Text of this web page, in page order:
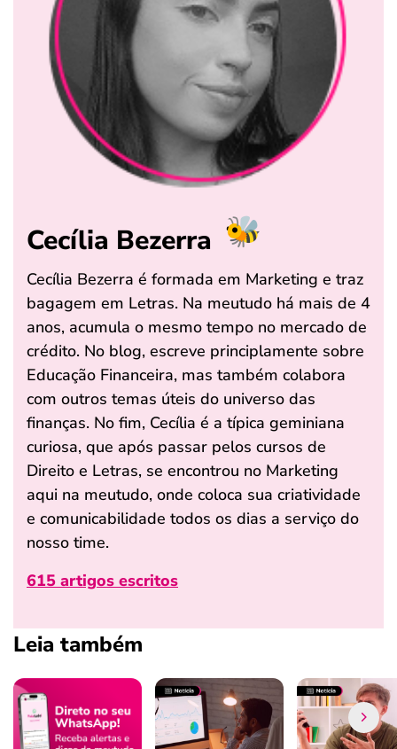
Cecília Bezerra
Cecília Bezerra é formada em Marketing e traz
bagagem em Letras. Na meutudo há mais de 4
anos, acumula o mesmo tempo no mercado de
crédito. No blog, escreve principlamente sobre
Educação Financeira, mas também colabora
com outros temas úteis do universo das
finanças. No fim, Cecília é a típica geminiana
curiosa, que após passar pelos cursos de
Direito e Letras, se encontrou no Marketing
aqui na meutudo, onde coloca sua criatividade
e comunicabilidade todos os dias a serviço do
nosso time.
615 artigos escritos
Leia também